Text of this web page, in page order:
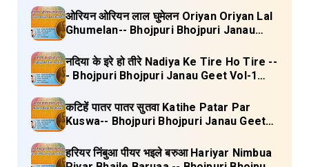
ओरियन ओरियन लाल घुमेलन Oriyan Oriyan Lal
Ghumelan-- Bhojpuri Bhojpuri Janau
नदिया के इरे हो तीरे Nadiya Ke Tire Ho Tire --
- Bhojpuri Bhojpuri Janau Geet Vol-1
कटिहें पातर पातर सुतवा Katihe Patar Par
Kuswa-- Bhojpuri Bhojpuri Janau Geet
हरियर निंबुआ पीयर भइले बरुआ Hariyar Nimbua